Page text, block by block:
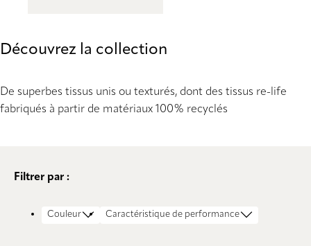
Découvrez la collection
De superbes tissus unis ou texturés, dont des tissus re-life
fabriqués à partir de matériaux 100% recyclés
Filtrer par :
Couleur Caractéristique de performance